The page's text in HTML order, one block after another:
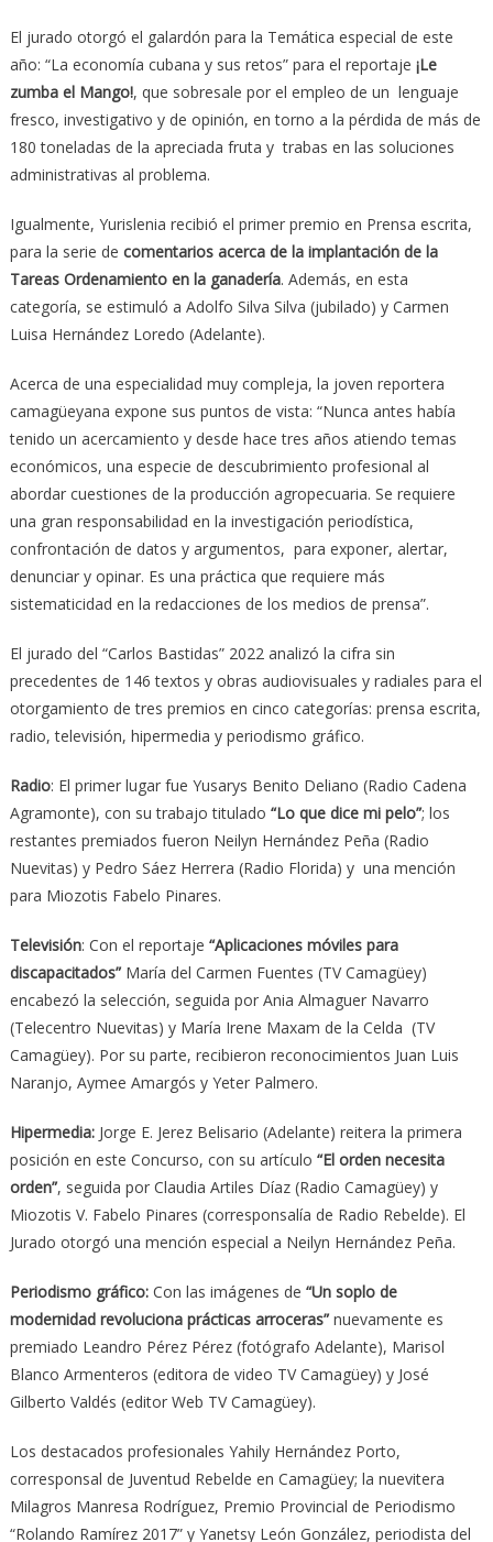
El jurado otorgó el galardón para la Temática especial de este
año: “La economía cubana y sus retos” para el reportaje ¡Le
zumba el Mango!, que sobresale por el empleo de un lenguaje
fresco, investigativo y de opinión, en torno a la pérdida de más de
180 toneladas de la apreciada fruta y trabas en las soluciones
administrativas al problema.
Igualmente, Yurislenia recibió el primer premio en Prensa escrita,
para la serie de comentarios acerca de la implantación de la
Tareas Ordenamiento en la ganadería. Además, en esta
categoría, se estimuló a Adolfo Silva Silva (jubilado) y Carmen
Luisa Hernández Loredo (Adelante).
Acerca de una especialidad muy compleja, la joven reportera
camagüeyana expone sus puntos de vista: “Nunca antes había
tenido un acercamiento y desde hace tres años atiendo temas
económicos, una especie de descubrimiento profesional al
abordar cuestiones de la producción agropecuaria. Se requiere
una gran responsabilidad en la investigación periodística,
confrontación de datos y argumentos, para exponer, alertar,
denunciar y opinar. Es una práctica que requiere más
sistematicidad en la redacciones de los medios de prensa”.
El jurado del “Carlos Bastidas” 2022 analizó la cifra sin
precedentes de 146 textos y obras audiovisuales y radiales para el
otorgamiento de tres premios en cinco categorías: prensa escrita,
radio, televisión, hipermedia y periodismo gráfico.
Radio: El primer lugar fue Yusarys Benito Deliano (Radio Cadena
Agramonte), con su trabajo titulado “Lo que dice mi pelo”; los
restantes premiados fueron Neilyn Hernández Peña (Radio
Nuevitas) y Pedro Sáez Herrera (Radio Florida) y una mención
para Miozotis Fabelo Pinares.
Televisión: Con el reportaje “Aplicaciones móviles para
discapacitados”María del Carmen Fuentes (TV Camagüey)
encabezó la selección, seguida por Ania Almaguer Navarro
(Telecentro Nuevitas) y María Irene Maxam de la Celda (TV
Camagüey). Por su parte, recibieron reconocimientos Juan Luis
Naranjo, Aymee Amargós y Yeter Palmero.
Hipermedia:Jorge E. Jerez Belisario (Adelante) reitera la primera
posición en este Concurso, con su artículo “El orden necesita
orden”, seguida por Claudia Artiles Díaz (Radio Camagüey) y
Miozotis V. Fabelo Pinares (corresponsalía de Radio Rebelde). El
Jurado otorgó una mención especial a Neilyn Hernández Peña.
Periodismo gráfico:Con las imágenes de “Un soplo de
modernidad revoluciona prácticas arroceras”nuevamente es
premiado Leandro Pérez Pérez (fotógrafo Adelante), Marisol
Blanco Armenteros (editora de video TV Camagüey) y José
Gilberto Valdés (editor Web TV Camagüey).
Los destacados profesionales Yahily Hernández Porto,
corresponsal de Juventud Rebelde en Camagüey; la nuevitera
Milagros Manresa Rodríguez, Premio Provincial de Periodismo
“Rolando Ramírez 2017” y Yanetsy León González, periodista del